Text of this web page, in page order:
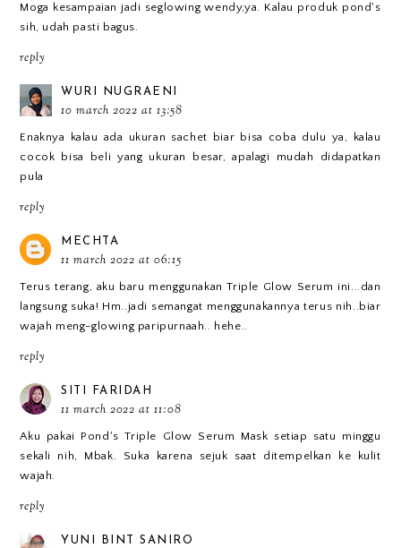
Moga kesampaian jadi seglowing wendy,ya. Kalau produk pond's
sih, udah pasti bagus.
reply
WURI NUGRAENI
10 march 2022 at 13:58
Enaknya kalau ada ukuran sachet biar bisa coba dulu ya, kalau
cocok bisa beli yang ukuran besar, apalagi mudah didapatkan
pula
reply
MECHTA
11 march 2022 at 06:15
Terus terang, aku baru menggunakan Triple Glow Serum ini...dan
langsung suka! Hm..jadi semangat menggunakannya terus nih..biar
wajah meng-glowing paripurnaah.. hehe..
reply
SITI FARIDAH
11 march 2022 at 11:08
Aku pakai Pond's Triple Glow Serum Mask setiap satu minggu
sekali nih, Mbak. Suka karena sejuk saat ditempelkan ke kulit
wajah.
reply
YUNI BINT SANIRO